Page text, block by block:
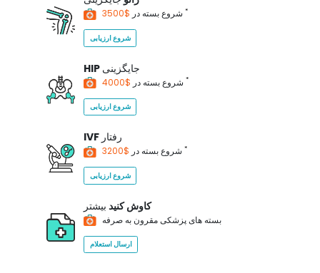
شروع بسته در *
شروع ارزیابی
HIP جایگزینی
شروع بسته در *
شروع ارزیابی
IVF رفتار
شروع بسته در *
شروع ارزیابی
کاوش کنید بیشتر
بسته های پزشکی مقرون به صرفه
ارسال استعلام